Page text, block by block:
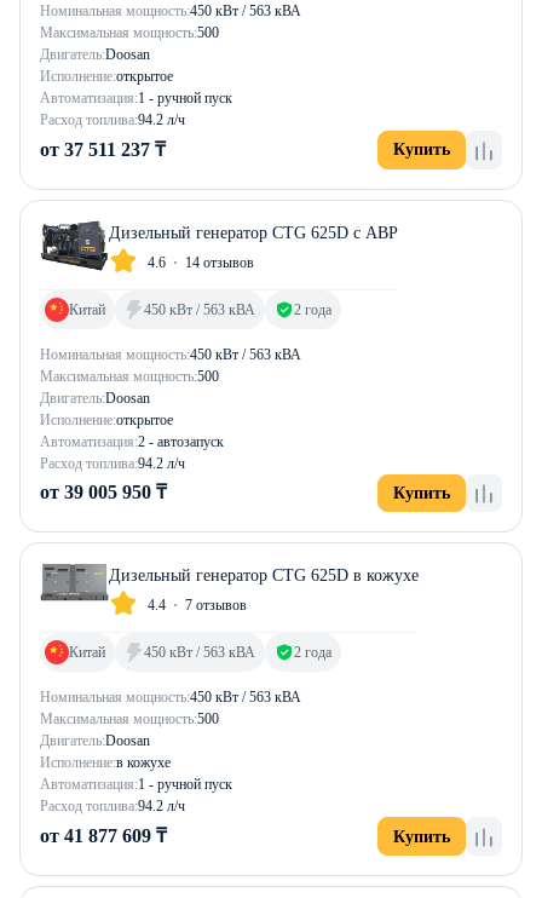
Номинальная мощность:450 кВт / 563 кВА
Максимальная мощность:500
Двигатель:Doosan
Исполнение:открытое
Автоматизация:1 - ручной пуск
Расход топлива:94.2 л/ч
от 37 511 237 ₸ Купить
Дизельный генератор CTG 625D с АВР
4.6 14 отзывов
Номинальная мощность:450 кВт / 563 кВА
Максимальная мощность:500
Двигатель:Doosan
Исполнение:открытое
Автоматизация:2 - автозапуск
Расход топлива:94.2 л/ч
Китай 450 кВт / 563 кВА 2 года
от 39 005 950 ₸ Купить
Дизельный генератор CTG 625D в кожухе
4.4 7 отзывов
Номинальная мощность:450 кВт / 563 кВА
Максимальная мощность:500
Двигатель:Doosan
Исполнение:в кожухе
Автоматизация:1 - ручной пуск
Расход топлива:94.2 л/ч
Китай 450 кВт / 563 кВА 2 года
от 41 877 609 ₸ Купить